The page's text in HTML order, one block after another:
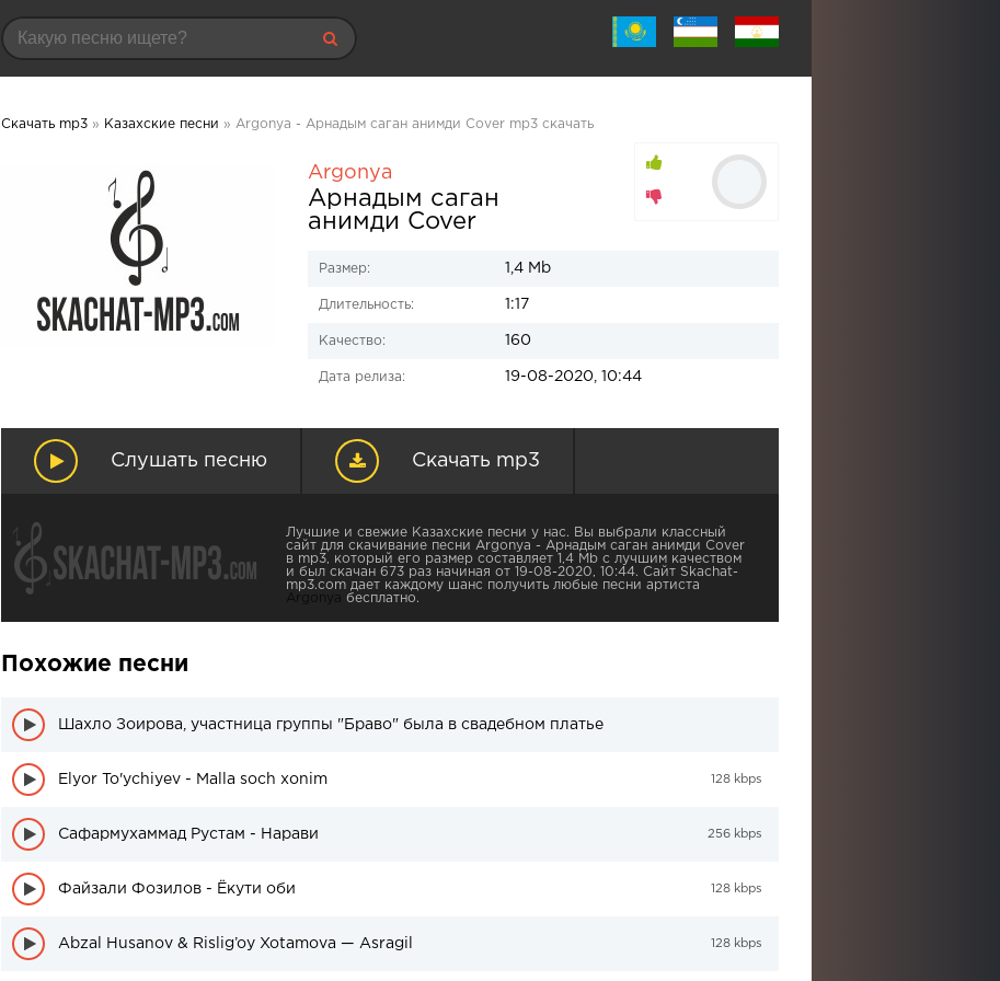
Скачать mp3 » Казахские песни » Argonya - Арнадым саган анимди Cover mp3 скачать
Argonya
Арнадым саган
анимди Cover
Размер: 1,4 Mb
Длительность: 1:17
Качество: 160
Дата релиза: 19-08-2020, 10:44
Слушать песню Скачать mp3
Лучшие и свежие Казахские песни у нас. Вы выбрали классный
сайт для скачивание песни Argonya - Арнадым саган анимди Cover
в mp3, который его размер составляет 1,4 Mb с лучшим качеством
и был скачан 673 раз начиная от 19-08-2020, 10:44. Сайт Skachat-
mp3.com дает каждому шанс получить любые песни артиста
Argonya бесплатно.
Похожие песни
Шахло Зоирова, участница группы "Браво" была в свадебном платье
Elyor To'ychiyev - Malla soch xonim 128 kbps
Сафармухаммад Рустам - Нарави 256 kbps
Файзали Фозилов - Ёкути оби 128 kbps
Abzal Husanov & Rislig’oy Xotamova — Asragil 128 kbps